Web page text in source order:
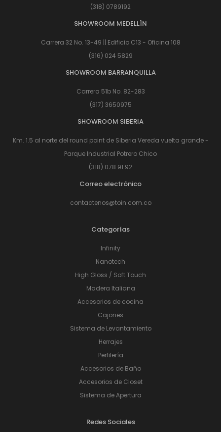
(318) 0789192
SHOWROOM MEDELLÍN
Carrera 32 No. 13-49 || Edificio C13 - Oficina 108
(316) 024 5829
SHOWROOM BARRANQUILLA
Carrera 51b No. 82-283
(317) 3650975
SHOWROOM SIBERIA
Km. 1.5 al norte del round point de Siberia Vereda vuelta grande -
Parque Industrial Potrero Chico
(318) 078 91 92
Correo electrónico
contactenos@toin.com.co
Categorías
Infinity
Nanotech
High Gloss / Soft Touch
Madera Italiana
Accesorios de cocina
Cajones
Sistema de Levantamiento
Herrajes
Perfilería
Accesorios de Baño
Accesorios de Closet
Sistema de Apertura
Redes Sociales